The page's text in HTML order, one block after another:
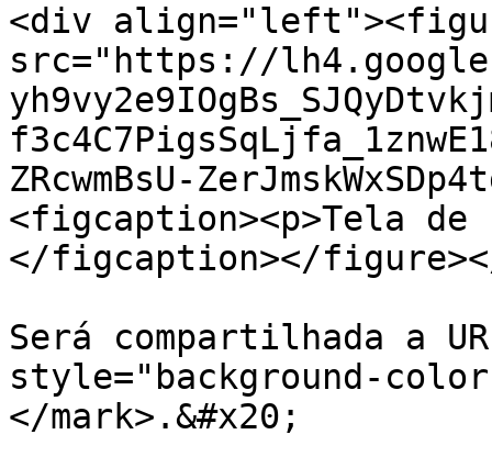
<div
src="https://
ZRcwmBsU-
<figcaption><p>Tela de
</figcaption></
Será compartilhada a
style="background-
</mark>.&#x20;